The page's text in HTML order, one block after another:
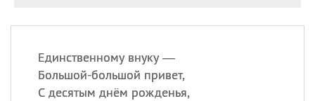
Единственному внуку —
Большой-большой привет,
С десятым днём рожденья,
праздник
12.08
Военно‑воздушных сил
(День ВВС) РФ